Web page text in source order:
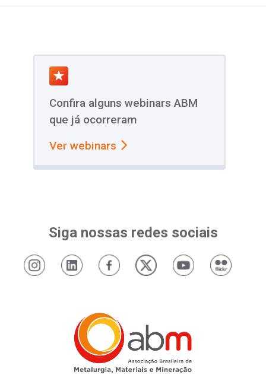
Confira alguns webinars ABM
que já ocorreram
Ver webinars
Siga nossas redes sociais